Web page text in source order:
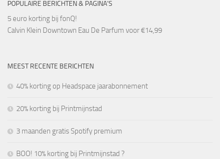
POPULAIRE BERICHTEN & PAGINA’S
5 euro korting bij fonQ!
Calvin Klein Downtown Eau De Parfum voor €14,99
MEEST RECENTE BERICHTEN
40% korting op Headspace jaarabonnement
20% korting bij Printmijnstad
3 maanden gratis Spotify premium
BOO! 10% korting bij Printmijnstad ?